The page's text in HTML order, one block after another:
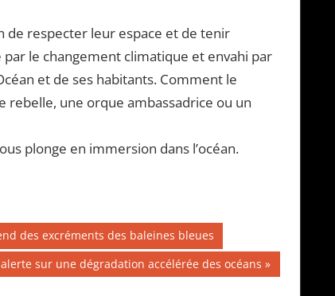
de respecter leur espace et de tenir
le changement climatique et envahi par
et de ses habitants. Comment le
rebelle, une orque ambassadrice ou un
plonge en immersion dans l’océan.
des excréments des baleines bleues
:
alerte sur une dégradation accélérée des océans